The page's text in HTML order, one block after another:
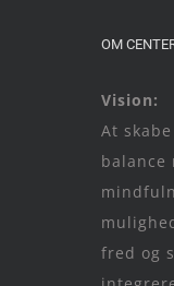
OM
Vision:
At
balance
fred og